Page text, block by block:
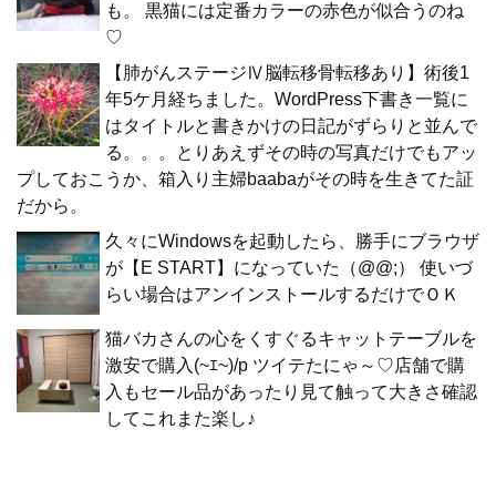
も。 黒猫には定番カラーの赤色が似合うのね
♡
【肺がんステージⅣ脳転移骨転移あり】術後1
年5ケ月経ちました。WordPress下書き一覧に
はタイトルと書きかけの日記がずらりと並んで
る。。。とりあえずその時の写真だけでもアッ
プしておこうか、箱入り主婦baabaがその時を生きてた証
だから。
久々にWindowsを起動したら、勝手にブラウザ
が【E START】になっていた（@@;） 使いづ
らい場合はアンインストールするだけでＯＫ
猫バカさんの心をくすぐるキャットテーブルを
激安で購入(~ｴ~)/p ツイテたにゃ～♡店舗で購
入もセール品があったり見て触って大きさ確認
してこれまた楽し♪